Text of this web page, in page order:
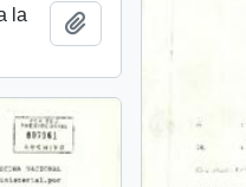
la
Añadir al